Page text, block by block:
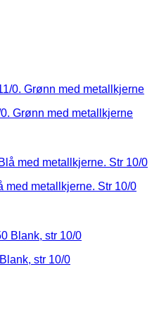
Grønn med metallkjerne
med metallkjerne. Str 10/0
str 10/0